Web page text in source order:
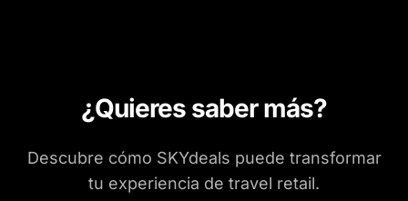
¿Quieres saber más?
Descubre cómo SKYdeals puede transformar
tu experiencia de travel retail.